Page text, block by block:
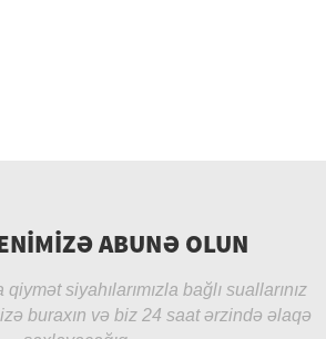
ABUNƏ OLUN
qiymət siyahılarımızla bağlı suallarınız
buraxın və biz 24 saat ərzində əlaqə